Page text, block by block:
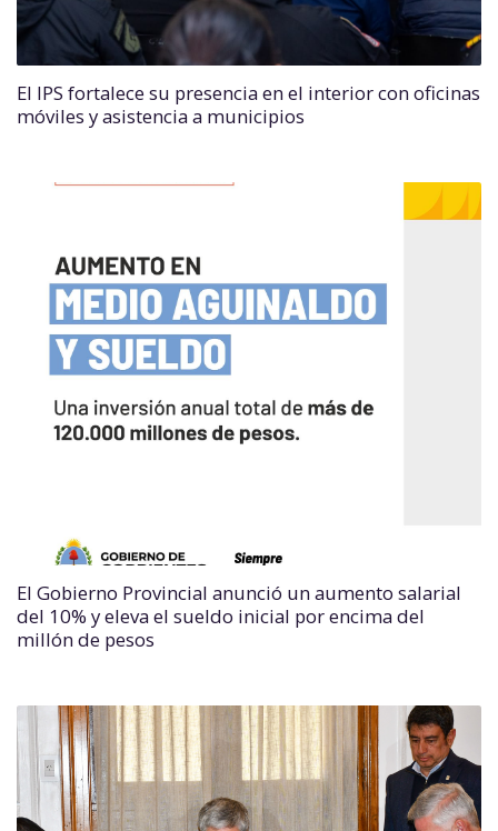
El IPS fortalece su presencia en el interior con oficinas
móviles y asistencia a municipios
El Gobierno Provincial anunció un aumento salarial
del 10% y eleva el sueldo inicial por encima del
millón de pesos